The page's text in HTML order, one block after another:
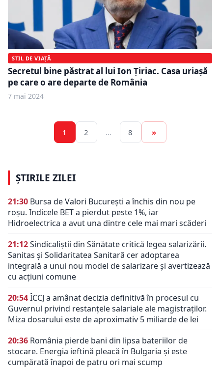
STIL DE VIAȚĂ
Secretul bine păstrat al lui Ion Țiriac. Casa uriașă
pe care o are departe de România
7 mai 2024
1 2 … 8 »
ȘTIRILE ZILEI
21:30 Bursa de Valori București a închis din nou pe
roșu. Indicele BET a pierdut peste 1%, iar
Hidroelectrica a avut una dintre cele mai mari scăderi
21:12Sindicaliștii din Sănătate critică legea salarizării.
Sanitas și Solidaritatea Sanitară cer adoptarea
integrală a unui nou model de salarizare și avertizează
cu acțiuni comune
20:54ÎCCJ a amânat decizia definitivă în procesul cu
Guvernul privind restanțele salariale ale magistraților.
Miza dosarului este de aproximativ 5 miliarde de lei
20:36 România pierde bani din lipsa bateriilor de
stocare. Energia ieftină pleacă în Bulgaria și este
cumpărată înapoi de patru ori mai scump